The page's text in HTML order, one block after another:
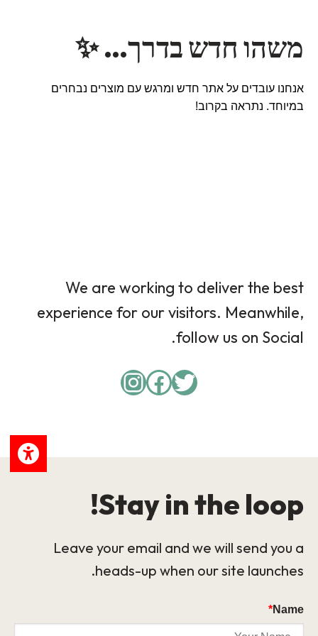
משהו חדש בדרך… ✨
אנחנו עובדים על אתר חדש ומרגש עם מוצרים נבחרים
במיוחד. נתראה בקרוב!
We are working to deliver the best
experience for our visitors. Meanwhile,
follow us on Social.
Twitter
Facebook
Instagram
Stay in the loop!
Leave your email and we will send you a
heads-up when our site launches.
Name
*